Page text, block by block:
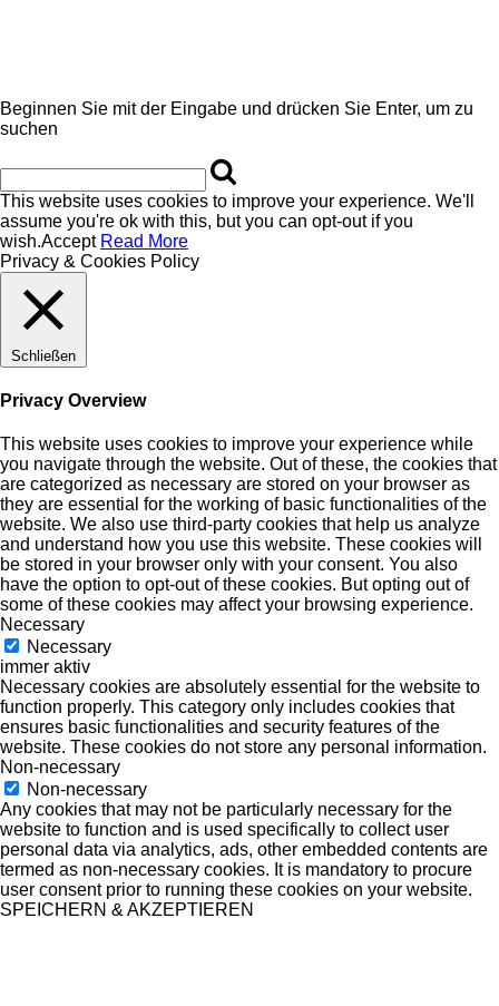
Beginnen Sie mit der Eingabe und drücken Sie Enter, um zu
suchen
This website uses cookies to improve your experience. We'll
assume you're ok with this, but you can opt-out if you
wish.Accept Read More
Privacy & Cookies Policy
Schließen
Privacy Overview
This website uses cookies to improve your experience while
you navigate through the website. Out of these, the cookies that
are categorized as necessary are stored on your browser as
they are essential for the working of basic functionalities of the
website. We also use third-party cookies that help us analyze
and understand how you use this website. These cookies will
be stored in your browser only with your consent. You also
have the option to opt-out of these cookies. But opting out of
some of these cookies may affect your browsing experience.
Necessary
Necessary
immer aktiv
Necessary cookies are absolutely essential for the website to
function properly. This category only includes cookies that
ensures basic functionalities and security features of the
website. These cookies do not store any personal information.
Non-necessary
Non-necessary
Any cookies that may not be particularly necessary for the
website to function and is used specifically to collect user
personal data via analytics, ads, other embedded contents are
termed as non-necessary cookies. It is mandatory to procure
user consent prior to running these cookies on your website.
SPEICHERN & AKZEPTIEREN